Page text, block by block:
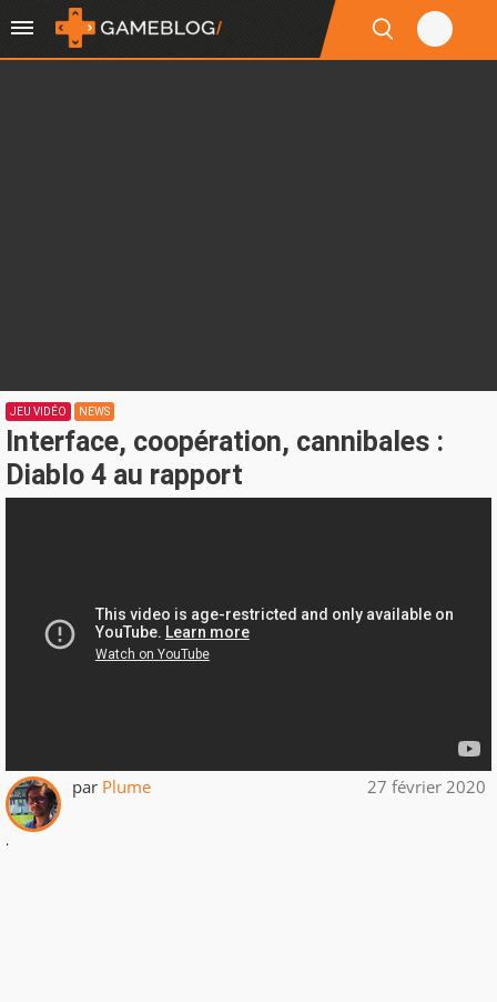
JEU VIDÉO NEWS
Interface, coopération, cannibales :
Diablo 4 au rapport
par Plume 27 février 2020
.